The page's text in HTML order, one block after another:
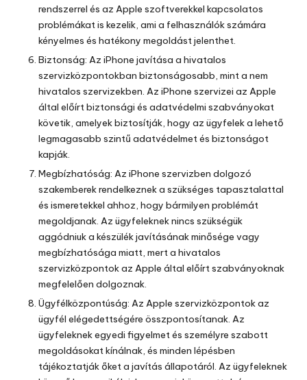
rendszerrel és az Apple szoftverekkel kapcsolatos
problémákat is kezelik, ami a felhasználók számára
kényelmes és hatékony megoldást jelenthet.
Biztonság: Az iPhone javítása a hivatalos
szervizközpontokban biztonságosabb, mint a nem
hivatalos szervizekben. Az iPhone szervizei az Apple
által előírt biztonsági és adatvédelmi szabványokat
követik, amelyek biztosítják, hogy az ügyfelek a lehető
legmagasabb szintű adatvédelmet és biztonságot
kapják.
Megbízhatóság: Az iPhone szervizben dolgozó
szakemberek rendelkeznek a szükséges tapasztalattal
és ismeretekkel ahhoz, hogy bármilyen problémát
megoldjanak. Az ügyfeleknek nincs szükségük
aggódniuk a készülék javításának minősége vagy
megbízhatósága miatt, mert a hivatalos
szervizközpontok az Apple által előírt szabványoknak
megfelelően dolgoznak.
Ügyfélközpontúság: Az Apple szervizközpontok az
ügyfél elégedettségére összpontosítanak. Az
ügyfeleknek egyedi figyelmet és személyre szabott
megoldásokat kínálnak, és minden lépésben
tájékoztatják őket a javítás állapotáról. Az ügyfeleknek